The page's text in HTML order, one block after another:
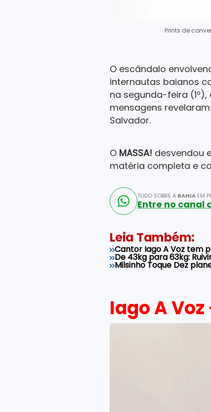
Prints de
O escândalo
internautas baianos
na segunda-feira
mensagens
Salvador.
O MASSA! desvendou
matéria completa e
TUDO SOBRE A BAHIA EM
Entre no canal
Leia Também:
Cantor Iago A Voz tem
De 43kg para 63kg:
Milsinho Toque Dez
Iago A